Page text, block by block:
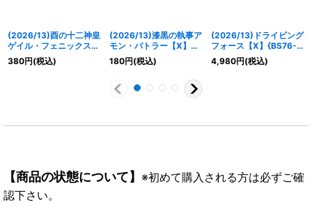
(2026/13)酉の十二神皇
ゲイル・フェニックス
X【X】{BS76-X06}
《緑》
380円(税込)
(2026/13)漆黒の執事ア
モン・バトラー【X】
{BS76-X04}《紫》
180円(税込)
(2026/13)ドライビング
フォース【X】{BS76-
X15}《多》
4,980円(税込)
【商品の状態について】 ※初めて購入される方は必ずご確
認下さい。